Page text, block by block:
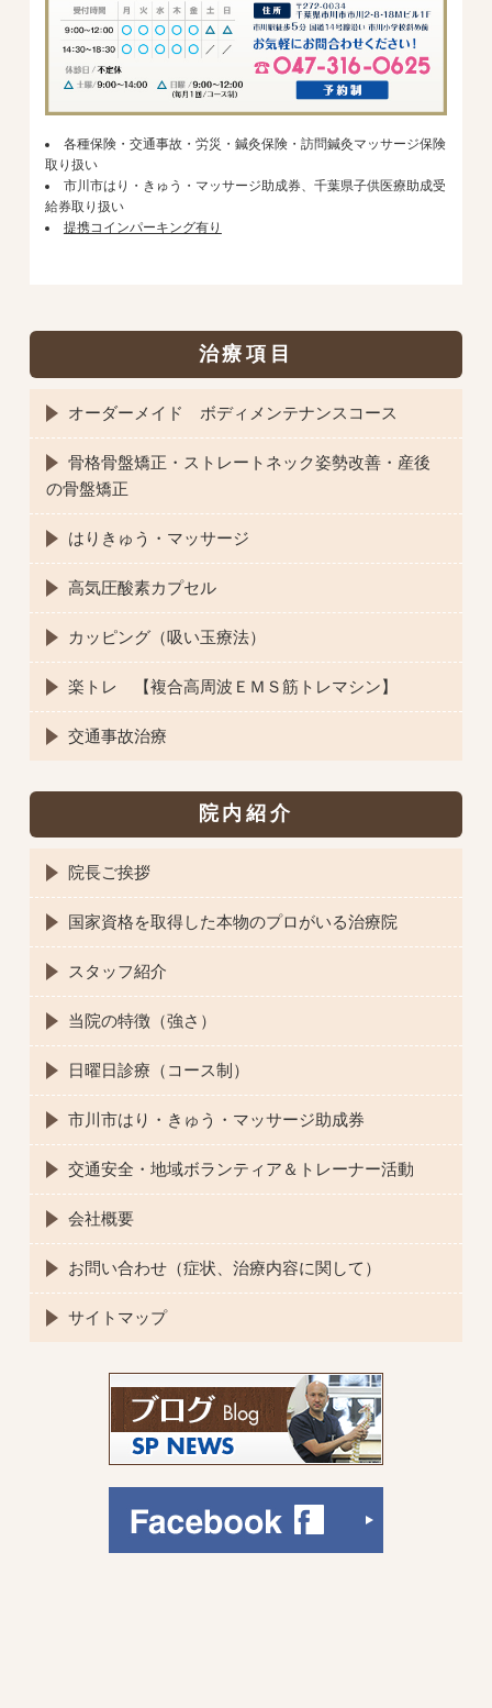
各種保険・交通事故・労災・鍼灸保険・訪問鍼灸マッサージ保険
取り扱い
市川市はり・きゅう・マッサージ助成券、千葉県子供医療助成受
給券取り扱い
提携コインパーキング有り
治療項目
オーダーメイド ボディメンテナンスコース
骨格骨盤矯正・ストレートネック姿勢改善・産後
の骨盤矯正
はりきゅう・マッサージ
高気圧酸素カプセル
カッピング（吸い玉療法）
楽トレ 【複合高周波ＥＭＳ筋トレマシン】
交通事故治療
院内紹介
院長ご挨拶
国家資格を取得した本物のプロがいる治療院
スタッフ紹介
当院の特徴（強さ）
日曜日診療（コース制）
市川市はり・きゅう・マッサージ助成券
交通安全・地域ボランティア＆トレーナー活動
会社概要
お問い合わせ（症状、治療内容に関して）
サイトマップ